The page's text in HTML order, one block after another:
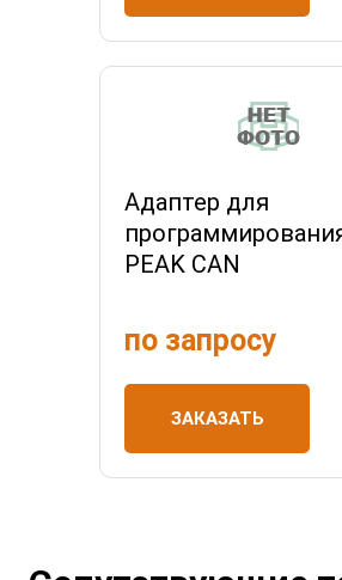
Адаптер для
PEAK CAN
по запросу
ЗАКАЗАТЬ